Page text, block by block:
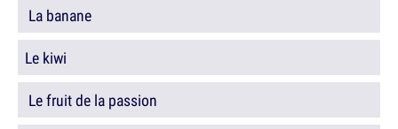
La banane
Le kiwi
Le fruit de la passion